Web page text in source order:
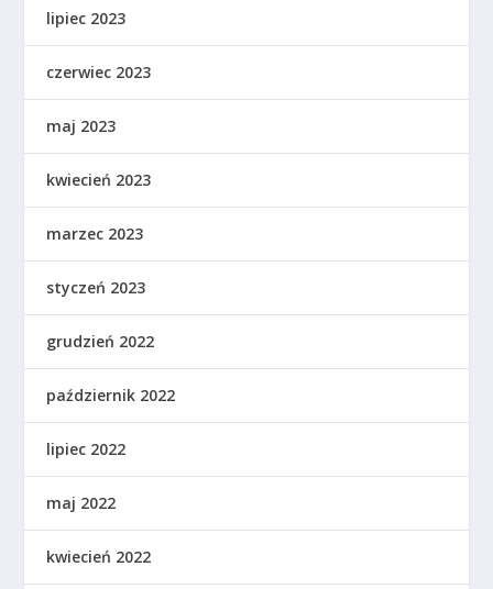
lipiec 2023
czerwiec 2023
maj 2023
kwiecień 2023
marzec 2023
styczeń 2023
grudzień 2022
październik 2022
lipiec 2022
maj 2022
kwiecień 2022